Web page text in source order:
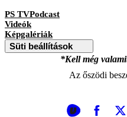
PS TVPodcast
Videók
Képgalériák
Süti beállítások
*Kell még
Az őszödi